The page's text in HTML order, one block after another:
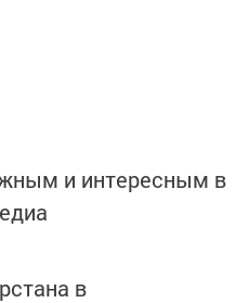
и интересным в
в